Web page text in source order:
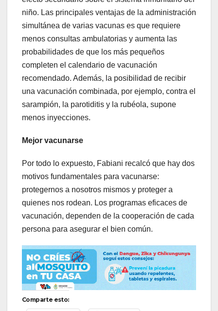
niño. Las principales ventajas de la administración
simultánea de varias vacunas es que requiere
menos consultas ambulatorias y aumenta las
probabilidades de que los más pequeños
completen el calendario de vacunación
recomendado. Además, la posibilidad de recibir
una vacunación combinada, por ejemplo, contra el
sarampión, la parotiditis y la rubéola, supone
menos inyecciones.
Mejor vacunarse
Por todo lo expuesto, Fabiani recalcó que hay dos
motivos fundamentales para vacunarse:
protegernos a nosotros mismos y proteger a
quienes nos rodean. Los programas eficaces de
vacunación, dependen de la cooperación de cada
persona para asegurar el bien común.
Comparte esto: